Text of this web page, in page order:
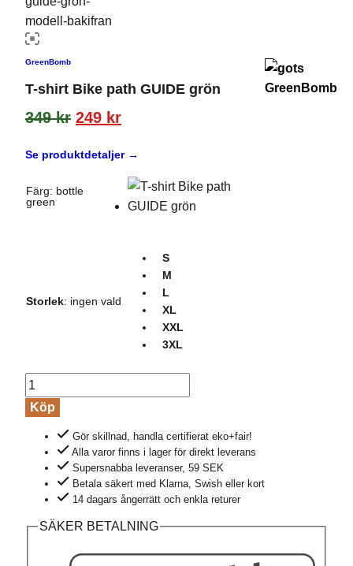
GreenBomb
T-shirt Bike path GUIDE grön
349kr 249 kr
Se produktdetaljer →
Färg: bottle
green
Storlek: ingen vald
S
M
L
XL
XXL
3XL
T-
shirt
Bike
path
grön
mängd
Köp
Gör skillnad, handla certifierat eko+fair!
Alla varor finns i lager för direkt leverans
Supersnabba leveranser, 59 SEK
Betala säkert med Klarna, Swish eller kort
14 dagars ångerrätt och enkla returer
SÄKER BETALNING